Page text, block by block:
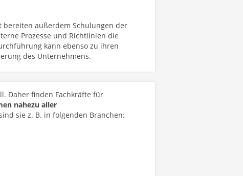
außerdem Schulungen der
Prozesse und Richtlinien die
kann ebenso zu ihren
des Unternehmens.
Daher finden Fachkräfte für
nahezu aller
sie z. B. in folgenden Branchen: